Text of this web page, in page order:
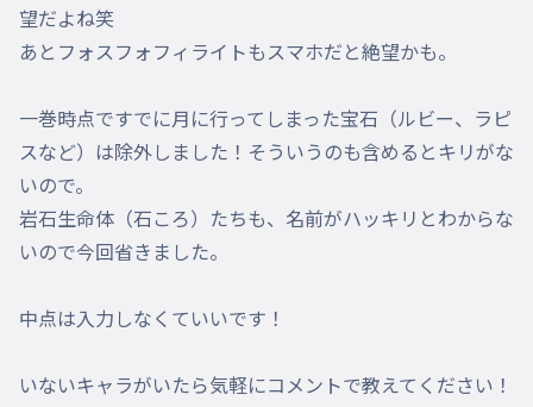
望だよね笑
あとフォスフォフィライトもスマホだと絶望かも。
一巻時点ですでに月に行ってしまった宝石（ルビー、ラピ
スなど）は除外しました！そういうのも含めるとキリがな
いので。
岩石生命体（石ころ）たちも、名前がハッキリとわからな
いので今回省きました。
中点は入力しなくていいです！
いないキャラがいたら気軽にコメントで教えてください！